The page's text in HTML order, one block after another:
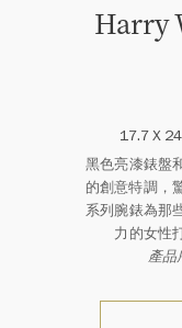
Harry
17.7 X
黑色亮漆錶盤
的創意特調，
系列腕錶為那
力的女性
產品